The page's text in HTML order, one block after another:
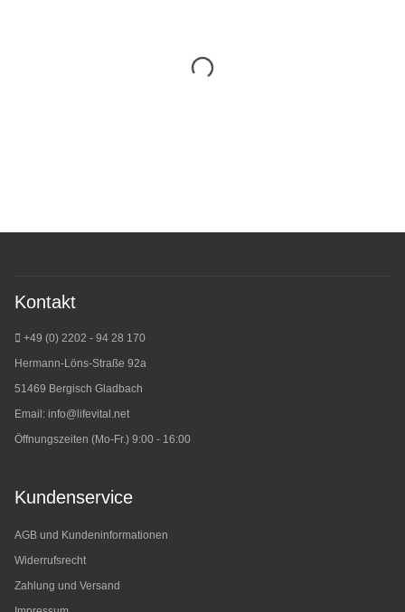
Kontakt
+49 (0) 2202 - 94 28 170
Hermann-Löns-Straße 92a
51469 Bergisch Gladbach
Email: info@lifevital.net
Öffnungszeiten (Mo-Fr.) 9:00 - 16:00
Kundenservice
AGB und Kundeninformationen
Widerrufsrecht
Zahlung und Versand